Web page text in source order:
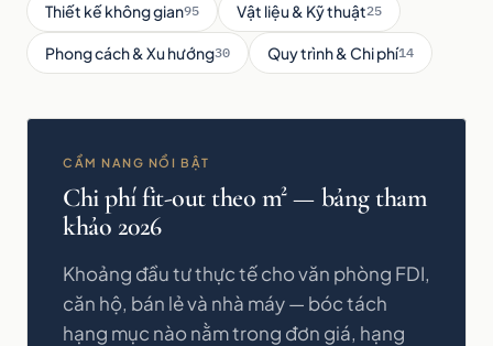
Thiết kế không gian95 Vật liệu & Kỹ thuật25
Phong cách & Xu hướng30 Quy trình & Chi phí14
CẨM NANG NỔI BẬT
Chi phí fit-out theo m² — bảng tham
khảo 2026
Khoảng đầu tư thực tế cho văn phòng FDI,
căn hộ, bán lẻ và nhà máy — bóc tách
hạng mục nào nằm trong đơn giá, hạng